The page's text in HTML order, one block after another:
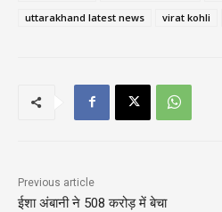
uttarakhand latest news
virat kohli
Previous article
ईशा अंबानी ने 508 करोड़ में बेचा